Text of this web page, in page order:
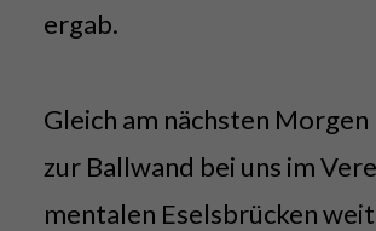
ergab.
Gleich am nächsten
zur Ballwand bei uns im
mentalen Eselsbrücken